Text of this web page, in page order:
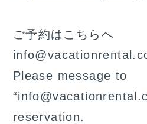
ご予約はこちらへ
Please message to
reservation.